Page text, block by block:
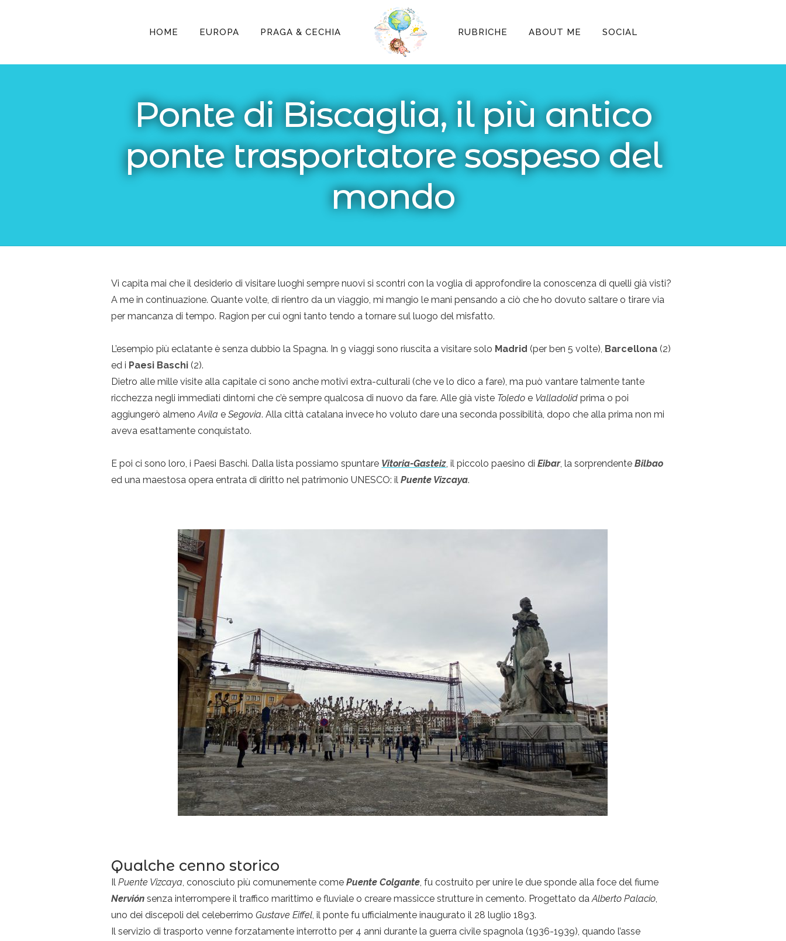
HOME EUROPA PRAGA & CECHIA RUBRICHE ABOUT ME SOCIAL
Ponte di Biscaglia, il più antico
ponte trasportatore sospeso del
mondo
Vi capita mai che il desiderio di visitare luoghi sempre nuovi si scontri con la voglia di approfondire la conoscenza di quelli già visti?
A me in continuazione. Quante volte, di rientro da un viaggio, mi mangio le mani pensando a ciò che ho dovuto saltare o tirare via
per mancanza di tempo. Ragion per cui ogni tanto tendo a tornare sul luogo del misfatto.
L’esempio più eclatante è senza dubbio la Spagna. In 9 viaggi sono riuscita a visitare solo Madrid(per ben 5 volte), Barcellona (2)
ed i Paesi Baschi (2).
Dietro alle mille visite alla capitale ci sono anche motivi extra-culturali (che ve lo dico a fare), ma può vantare talmente tante
ricchezza negli immediati dintorni che c’è sempre qualcosa di nuovo da fare. Alle già viste Toledo e Valladolid prima o poi
aggiungerò almenoAvila eSegovia. Alla città catalana invece ho voluto dare una seconda possibilità, dopo che alla prima non mi
aveva esattamente conquistato.
E poi ci sono loro, i Paesi Baschi. Dalla lista possiamo spuntare Vitoria-Gasteiz, il piccolo paesino diEibar, la sorprendenteBilbao
ed una maestosa opera entrata di diritto nel patrimonio UNESCO: ilPuente Vizcaya.
Qualche cenno storico
IlPuente Vizcaya, conosciuto più comunemente comePuente Colgante, fu costruito per unire le due sponde alla foce del fiume
Nervión senza interrompere il traffico marittimo e fluviale o creare massicce strutture in cemento. Progettato daAlberto Palacio,
uno dei discepoli del celeberrimoGustave Eiffel, il ponte fu ufficialmente inaugurato il 28 luglio 1893.
Il servizio di trasporto venne forzatamente interrotto per 4 anni durante la guerra civile spagnola (1936-1939), quando l’asse